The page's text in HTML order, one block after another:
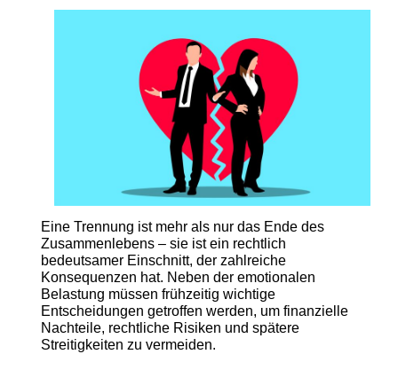
Eine Trennung ist mehr als nur das Ende des
Zusammenlebens – sie ist ein rechtlich
bedeutsamer Einschnitt, der zahlreiche
Konsequenzen hat. Neben der emotionalen
Belastung müssen frühzeitig wichtige
Entscheidungen getroffen werden, um finanzielle
Nachteile, rechtliche Risiken und spätere
Streitigkeiten zu vermeiden.